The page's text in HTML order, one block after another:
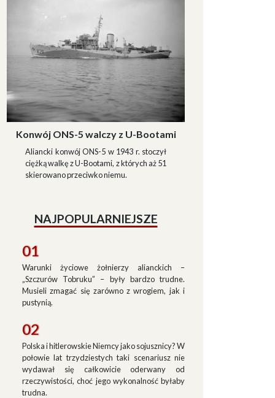
Konwój ONS-5 walczy z U-Bootami
Aliancki konwój ONS-5 w 1943 r. stoczył
ciężką walkę z U-Bootami, z których aż 51
skierowano przeciwko niemu.
NAJPOPULARNIEJSZE
01
Warunki życiowe żołnierzy alianckich –
„Szczurów Tobruku” – były bardzo trudne.
Musieli zmagać się zarówno z wrogiem, jak i
pustynią.
02
Polska i hitlerowskie Niemcy jako sojusznicy? W
połowie lat trzydziestych taki scenariusz nie
wydawał się całkowicie oderwany od
rzeczywistości, choć jego wykonalność byłaby
trudna.